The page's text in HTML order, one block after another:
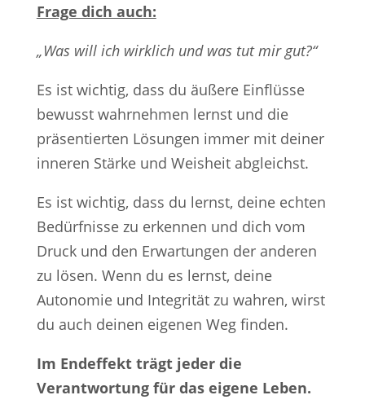
Frage dich auch:
„Was will ich wirklich und was tut mir gut?“
Es ist wichtig, dass du äußere Einflüsse
bewusst wahrnehmen lernst und die
präsentierten Lösungen immer mit deiner
inneren Stärke und Weisheit abgleichst.
Es ist wichtig, dass du lernst, deine echten
Bedürfnisse zu erkennen und dich vom
Druck und den Erwartungen der anderen
zu lösen. Wenn du es lernst, deine
Autonomie und Integrität zu wahren, wirst
du auch deinen eigenen Weg finden.
Im Endeffekt trägt jeder die
Verantwortung für das eigene Leben.